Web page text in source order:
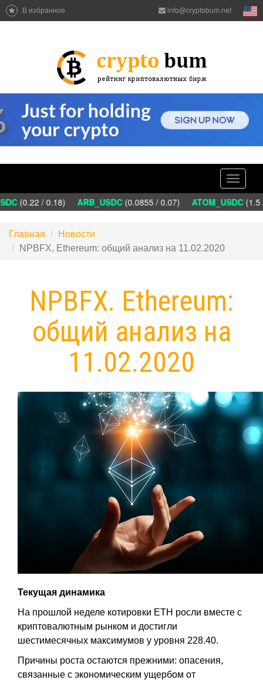
В избранное info@cryptobum.net
Toggle
(0.22 / 0.18) ARB_USDC(0.0855 / 0.07) ATOM_USDC(1.5
Главная
Новости
NPBFX. Ethereum: общий анализ на 11.02.2020
NPBFX. Ethereum:
общий анализ на
11.02.2020
Текущая динамика
На прошлой неделе котировки ETH росли вместе с
криптовалютным рынком и достигли
шестимесячных максимумов у уровня 228.40.
Причины роста остаются прежними: опасения,
связанные с экономическим ущербом от